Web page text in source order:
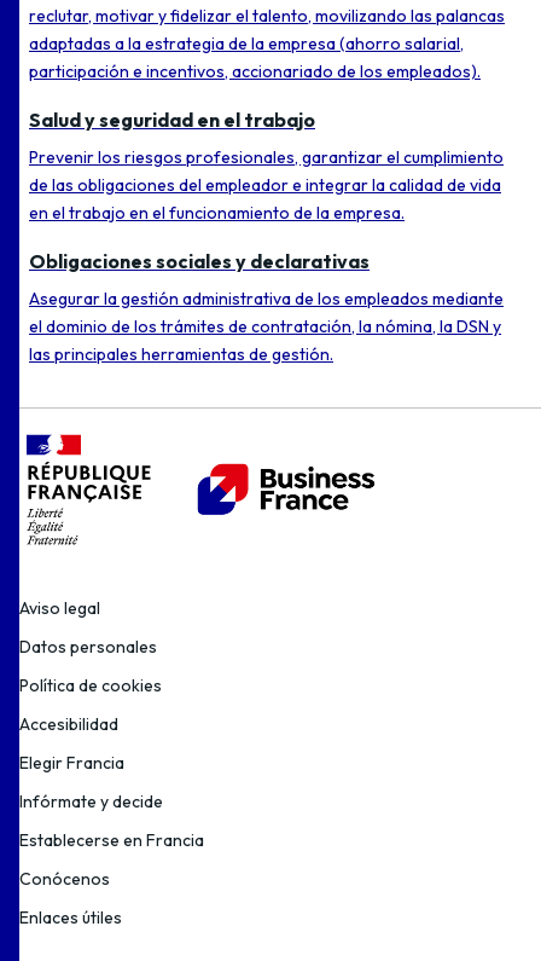
reclutar, motivar y fidelizar el talento, movilizando las palancas
adaptadas a la estrategia de la empresa (ahorro salarial,
participación e incentivos, accionariado de los empleados).
Salud y seguridad en el trabajo
Prevenir los riesgos profesionales, garantizar el cumplimiento
de las obligaciones del empleador e integrar la calidad de vida
en el trabajo en el funcionamiento de la empresa.
Obligaciones sociales y declarativas
Asegurar la gestión administrativa de los empleados mediante
el dominio de los trámites de contratación, la nómina, la DSN y
las principales herramientas de gestión.
Aviso legal
Datos personales
Política de cookies
Accesibilidad
Elegir Francia
Infórmate y decide
Establecerse en Francia
Conócenos
Enlaces útiles